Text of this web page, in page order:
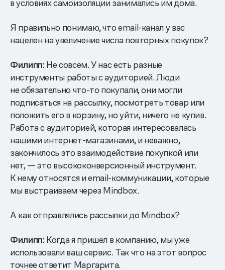
в условиях самоизоляции занимались им дома.
Я правильно понимаю, что email-канал у вас
нацелен на увеличение числа повторных покупок?
Филипп: Не совсем. У нас есть разные
инструменты работы с аудиторией. Люди
не обязательно что-то покупали, они могли
подписаться на рассылку, посмотреть товар или
положить его в корзину, но уйти, ничего не купив.
Работа с аудиторией, которая интересовалась
нашими интернет-магазинами, и неважно,
закончилось это взаимодействие покупкой или
нет, — это высококонверсионный инструмент.
К нему относятся и email-коммуникации, которые
мы выстраиваем через Mindbox.
А как отправлялись рассылки до Mindbox?
Филипп: Когда я пришел в компанию, мы уже
использовали ваш сервис. Так что на этот вопрос
точнее ответит Маргарита.